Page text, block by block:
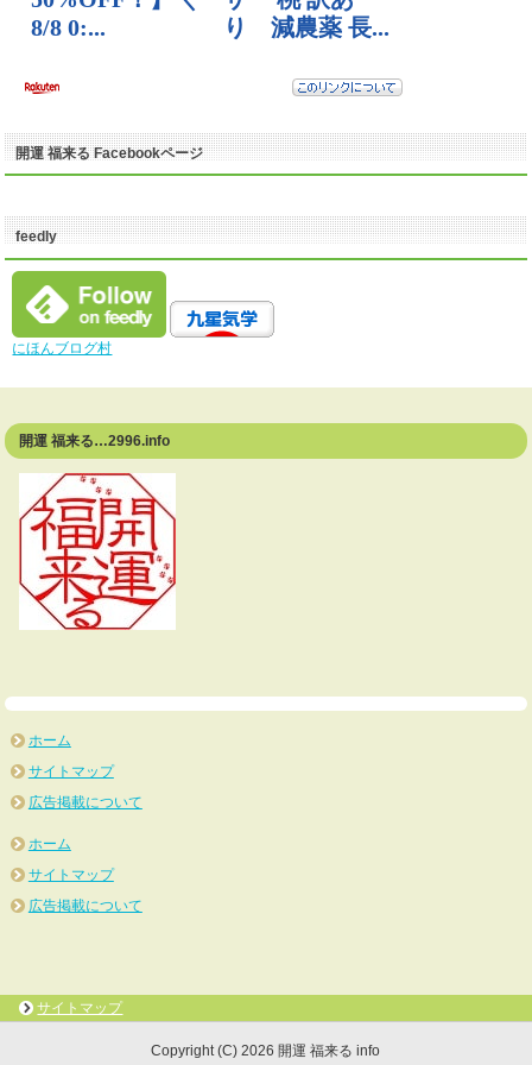
開運 福来る Facebookページ
feedly
にほんブログ村
開運 福来る…2996.info
ホーム
サイトマップ
広告掲載について
ホーム
サイトマップ
広告掲載について
サイトマップ
Copyright (C) 2026 開運 福来る info